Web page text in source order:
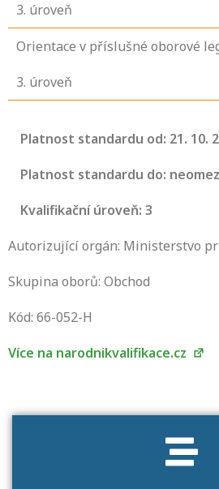
3. úroveň
Orientace v příslušné oborové
3. úroveň
Platnost standardu od: 21. 10.
Platnost standardu do:
Kvalifikační úroveň: 3
Autorizující orgán: Ministerstvo
Skupina oborů: Obchod
Kód: 66-052-H
Více na narodnikvalifikace.cz
Víte, jaké dovednosti